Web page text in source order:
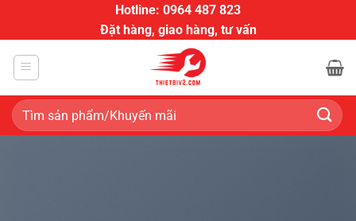
dung
Hotline: 0964 487 823
Đặt hàng, giao hàng, tư vấn
Tìm
kiếm: